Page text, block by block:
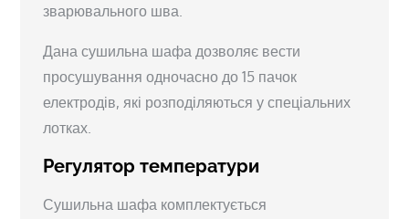
зварювального шва.
Дана сушильна шафа дозволяє вести
просушування одночасно до 15 пачок
електродів, які розподіляються у спеціальних
лотках.
Регулятор температури
Сушильна шафа комплектується